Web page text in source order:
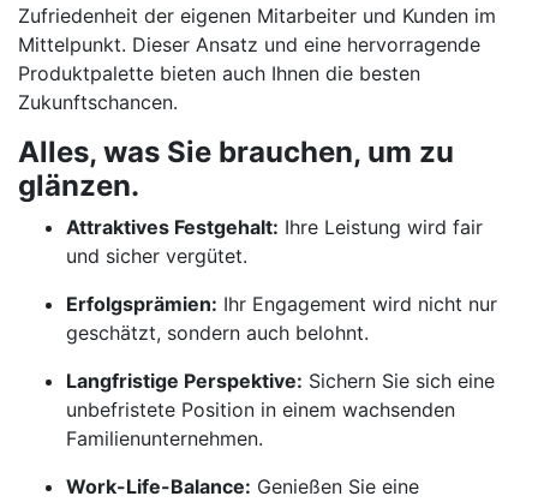
Zufriedenheit der eigenen Mitarbeiter und Kunden im
Mittelpunkt. Dieser Ansatz und eine hervorragende
Produktpalette bieten auch Ihnen die besten
Zukunftschancen.
Alles, was Sie brauchen, um zu
glänzen.
Attraktives Festgehalt: Ihre Leistung wird fair
und sicher vergütet.
Erfolgsprämien: Ihr Engagement wird nicht nur
geschätzt, sondern auch belohnt.
Langfristige Perspektive: Sichern Sie sich eine
unbefristete Position in einem wachsenden
Familienunternehmen.
Work-Life-Balance: Genießen Sie eine